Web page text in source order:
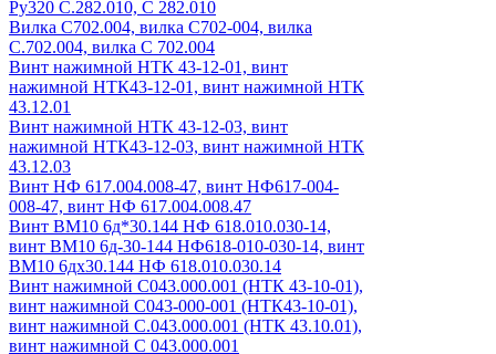
Ру320 С.282.010, С 282.010
Вилка С702.004, вилка С702-004, вилка
С.702.004, вилка С 702.004
Винт нажимной НТК 43-12-01, винт
нажимной НТК43-12-01, винт нажимной НТК
43.12.01
Винт нажимной НТК 43-12-03, винт
нажимной НТК43-12-03, винт нажимной НТК
43.12.03
Винт НФ 617.004.008-47, винт НФ617-004-
008-47, винт НФ 617.004.008.47
Винт ВМ10 6д*30.144 НФ 618.010.030-14,
винт ВМ10 6д-30-144 НФ618-010-030-14, винт
ВМ10 6дх30.144 НФ 618.010.030.14
Винт нажимной С043.000.001 (НТК 43-10-01),
винт нажимной С043-000-001 (НТК43-10-01),
винт нажимной С.043.000.001 (НТК 43.10.01),
винт нажимной С 043.000.001